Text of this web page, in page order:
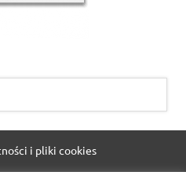
i pliki cookies